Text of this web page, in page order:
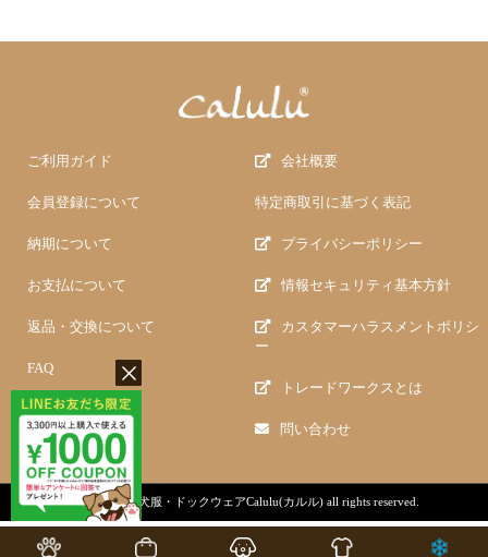
ご利用ガイド
会員登録について
納期について
お支払について
返品・交換について
FAQ
会社概要
特定商取引に基づく表記
プライバシーポリシー
情報セキュリティ基本方針
カスタマーハラスメントポリシ
ー
トレードワークスとは
問い合わせ
copyright (c)犬服・ドックウェアCalulu(カルル) all rights reserved.